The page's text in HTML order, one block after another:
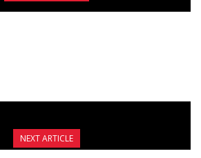
NEXT ARTICLE